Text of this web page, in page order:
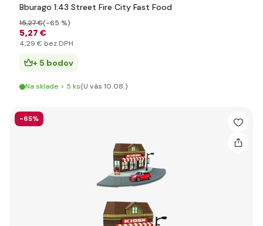
Bburago 1:43 Street Fire City Fast Food
5,27 €
15,27 €(-65 %)
4,29 € bez DPH
+ 5 bodov
Na sklade > 5 ks(U vás 10.08.)
-65%